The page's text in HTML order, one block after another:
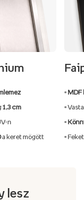
1,3 cm
n
a keret mögött
▫️ MDF
▫️
▫️
▫️
lesz